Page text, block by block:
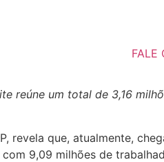
FALE
reúne um total de 3,16
revela que, atualmente,
9,09 milhões de